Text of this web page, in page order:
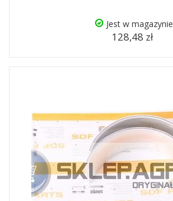
Jest w magazynie
128,48 zł